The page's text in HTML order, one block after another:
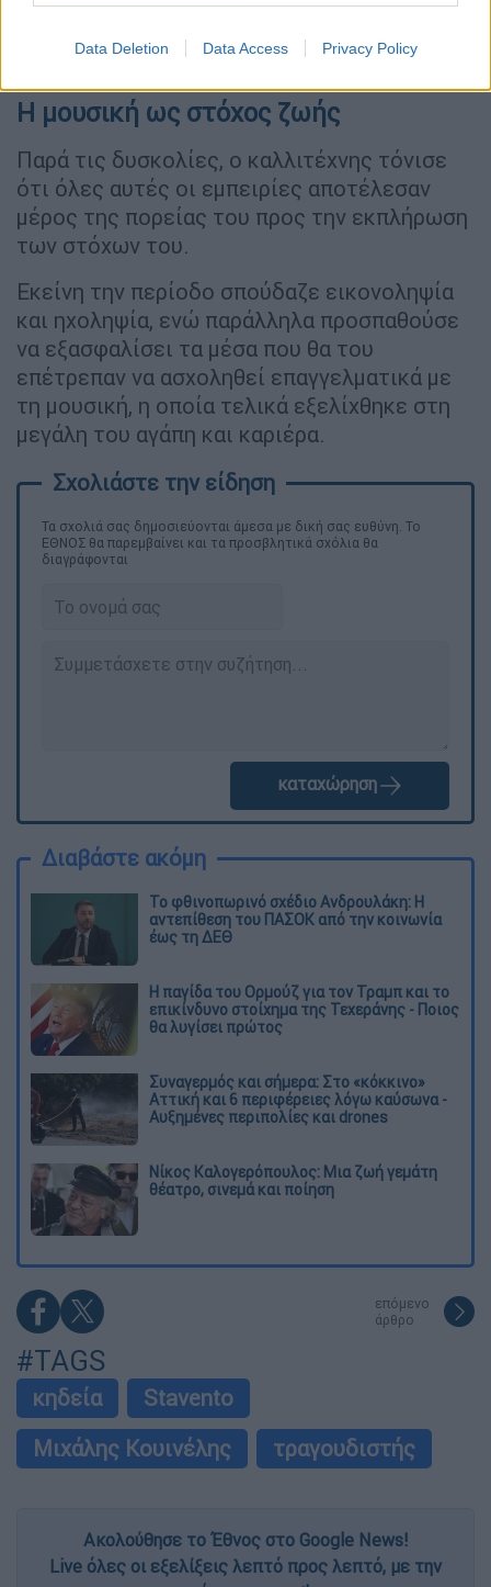
Data Deletion Data Access Privacy Policy
Η μουσική ως στόχος ζωής
Παρά τις δυσκολίες, ο καλλιτέχνης τόνισε
ότι όλες αυτές οι εμπειρίες αποτέλεσαν
μέρος της πορείας του προς την εκπλήρωση
των στόχων του.
Εκείνη την περίοδο σπούδαζε εικονοληψία
και ηχοληψία, ενώ παράλληλα προσπαθούσε
να εξασφαλίσει τα μέσα που θα του
επέτρεπαν να ασχοληθεί επαγγελματικά με
τη μουσική, η οποία τελικά εξελίχθηκε στη
μεγάλη του αγάπη και καριέρα.
Τα σχολιά σας δημοσιεύονται άμεσα με δική σας ευθύνη. Το
ΕΘΝΟΣ θα παρεμβαίνει και τα προσβλητικά σχόλια θα
διαγράφονται
καταχώρηση
Διαβάστε ακόμη
Το φθινοπωρινό σχέδιο Ανδρουλάκη: Η
αντεπίθεση του ΠΑΣΟΚ από την κοινωνία
έως τη ΔΕΘ
Η παγίδα του Ορμούζ για τον Τραμπ και το
επικίνδυνο στοίχημα της Τεχεράνης - Ποιος
θα λυγίσει πρώτος
Συναγερμός και σήμερα: Στο «κόκκινο»
Αττική και 6 περιφέρειες λόγω καύσωνα -
Αυξημένες περιπολίες και drones
Νίκος Καλογερόπουλος: Μια ζωή γεμάτη
θέατρο, σινεμά και ποίηση
επόμενο
άρθρο
#TAGS
κηδεία
Stavento
Μιχάλης Κουινέλης
τραγουδιστής
Ακολούθησε το Έθνος στο Google News!
Live όλες οι εξελίξεις λεπτό προς λεπτό, με την